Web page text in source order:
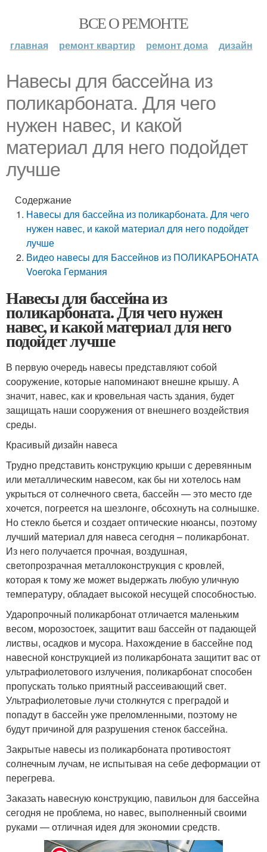
ВСЕ О РЕМОНТЕ
главная ремонт квартир ремонт дома дизайн
Навесы для бассейна из
поликарбоната. Для чего
нужен навес, и какой
материал для него подойдет
лучше
Содержание
Навесы для бассейна из поликарбоната. Для чего
нужен навес, и какой материал для него подойдет
лучше
Видео навесы для Бассейнов из ПОЛИКАРБОНАТА
Voeroka Германия
Навесы для бассейна из
поликарбоната. Для чего нужен
навес, и какой материал для него
подойдет лучше
В первую очередь навесы представляют собой
сооружение, которые напоминают внешне крышу. А
значит, навес, как и кровельная часть здания, будет
защищать наши сооружения от внешнего воздействия
среды.
Красивый дизайн навеса
Трудно представить конструкцию крыши с деревянным
или металлическим навесом, как бы ни хотелось нам
укрыться от солнечного света, бассейн — это место где
хочется, погреется на шезлонге, обсохнуть на солнышке.
Но стекло бьется и создает оптические нюансы, поэтому
лучший материал для навеса сегодня – поликарбонат.
Из него получается прочная, воздушная,
светопрозрачная металлоконструкция с кровлей,
которая к тому же может выдержать любую уличную
температуру, обладает высокой несущей способностью.
Ударопрочный поликарбонат отличается маленьким
весом, морозостоек, защитит ваш бассейн от падающей
листвы, осадков и мусора. Нахождение в бассейне под
навесной конструкцией из поликарбоната защитит вас от
ультрафиолетового излучения, поликарбонат способен
пропускать только приятный рассеивающий свет.
Ультрафиолетовые лучи столкнутся с преградой и
попадут в бассейн уже преломленными, поэтому не
будут причиной для разрушения стенок бассейна.
Закрытые навесы из поликарбоната противостоят
солнечным лучам, не испытывая на себе деформации от
перегрева.
Заказать навесную конструкцию, павильон для бассейна
сегодня не проблема, но навес, выполненный своими
руками — отличная идея для экономии средств.